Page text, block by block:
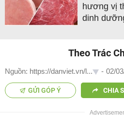
hương vị
dinh
Theo Trác
Nguồn: https://danviet.vn/l... - 02/
GỬI GÓP Ý CHIA